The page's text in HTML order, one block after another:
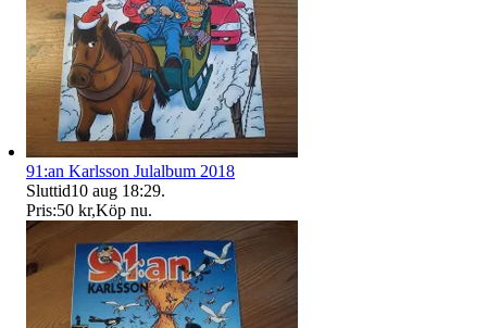
91:an Karlsson Julalbum 2018
Sluttid10 aug 18:29.
Pris:50 kr,Köp nu.